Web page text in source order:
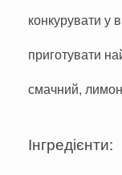
конкурувати у
приготувати
смачний,
Інгредієнти: